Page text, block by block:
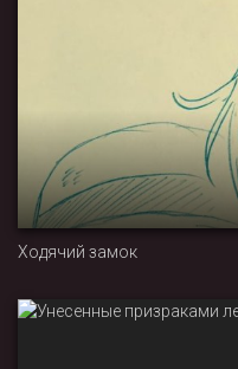
Ходячий замок